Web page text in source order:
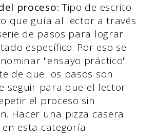
proceso: Tipo de escrito
que guía al lector a través
de pasos para lograr
específico. Por eso se
"ensayo práctico".
de que los pasos son
seguir para que el lector
el proceso sin
Hacer una pizza casera
esta categoría.